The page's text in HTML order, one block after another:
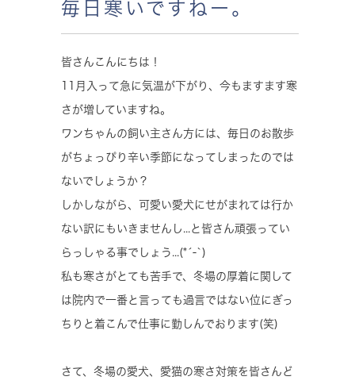
毎日寒いですねー。
皆さんこんにちは！
11月入って急に気温が下がり、今もますます寒
さが増していますね。
ワンちゃんの飼い主さん方には、毎日のお散歩
がちょっぴり辛い季節になってしまったのでは
ないでしょうか？
しかしながら、可愛い愛犬にせがまれては行か
ない訳にもいきませんし...と皆さん頑張ってい
らっしゃる事でしょう...(*´-`)
私も寒さがとても苦手で、冬場の厚着に関して
は院内で一番と言っても過言ではない位にぎっ
ちりと着こんで仕事に勤しんでおります(笑)
さて、冬場の愛犬、愛猫の寒さ対策を皆さんど